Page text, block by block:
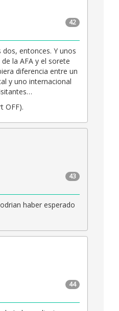
42
entonces. Y unos
la AFA y el sorete
diferencia entre un
y uno internacional
OFF).
43
haber esperado
44